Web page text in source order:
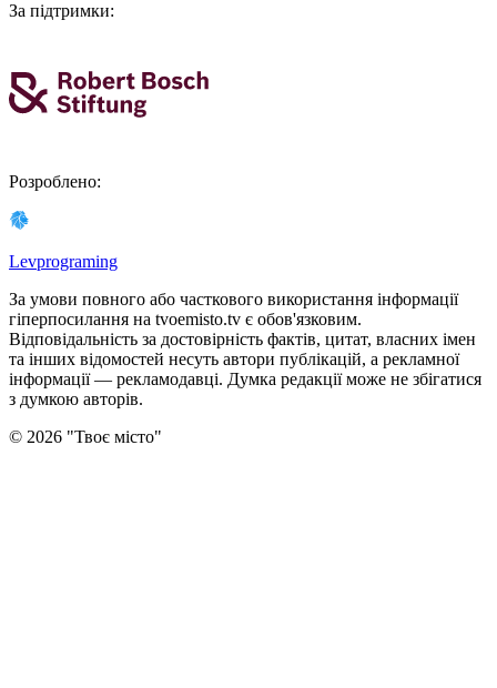
За підтримки:
Розроблено:
Levprograming
За умови повного або часткового використання iнформацiї
гіперпосилання на tvoemisto.tv є обов'язковим.
Відповідальність за достовірність фактів, цитат, власних імен
та інших відомостей несуть автори публікацій, а рекламної
інформації — рекламодавці. Думка редакцiї може не збiгатися
з думкою авторiв.
© 2026 "Твоє місто"